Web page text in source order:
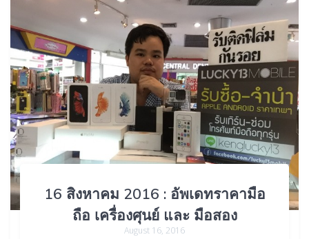
16 สิงหาคม 2016 : อัพเดทราคามือ
ถือ เครื่องศุนย์ และ มือสอง
August 16, 2016